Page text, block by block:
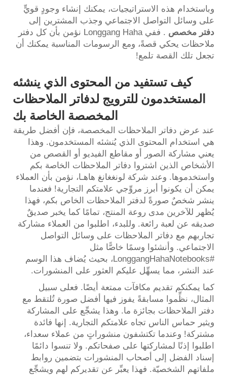
وباستخدام هذه الاستراتيجيات، يمكنك إنشاء وجودٍ قويٍّ
على وسائل التواصل الاجتماعي وجذب المشترين إلى
دفتر مخصص
. ففي Longgang Haha نؤمن بأن كل دفتر
ملاحظات يحكي قصةً، ومع الرسومات المناسبة يمكنك أن
تجعل تلك القصة تلمع!
كيف تستفيد من المحتوى الذي ينشئه
المستخدمون للترويج لدفاتر الملاحظات
المخصصة الخاصة بك
عند عرض دفاتر الملاحظات المخصصة، فإن أفضل طريقة
هي استخدام المحتوى الذي يُنشئه المستخدمون. وهذا
يعني مشاركة الصور أو مقاطع الفيديو أو القصص من
الأشخاص الذين اشتروا دفاتر الملاحظات الخاصة بكم
واستخدموها. وعند شركة لونغغانغ هاهـا، نؤمن بأن العملاء
يمكن أن يكونوا أبرز مروِّجي علامتكم التجارية! فعندما
ينشر شخصٌ صورةً لدفتر الملاحظات الخاص بكم، فهذا
يُظهر للآخرين مدى روعة المنتج، تمامًا كما يخبر صديقٌ
صديقه عن لعبة رائعة. وللبدء، اطلبوا من العملاء مشاركة
تجاربهم مع دفاتر الملاحظات على وسائل التواصل
الاجتماعي. وأنشئوا وسمًا خاصًّا مثل
#LonggangHahaNotebooks، بحيث يُضاف هذا الوسم
عند النشر، مما يسهِّل عليكم العثور على المنشورات.
كما يمكنكم تقديم مكافآت ممتعة أيضًا. فعلى سبيل
المثال، نظِّموا مسابقةً يفوز فيها أفضل صورة تُلتقط مع
دفتر الملاحظات بجائزة ما. وهذا يشجِّع على المشاركة
ويثير حماس الناس تجاه علامتكم التجارية. إنها فائدة
مشتركة! وعندما تكتشفون منشوراتٍ من عملاء سعداء،
اطلبوا إذنًا لمشاركتها على صفحاتكم. ولا تنسوا دائمًا
إسناد الفضل إلى أصحاب المنشورات بتضمين روابط
ملفاتهم الشخصيّة. فهذا يعبِّر عن تقديركم لهم ويشجِّع